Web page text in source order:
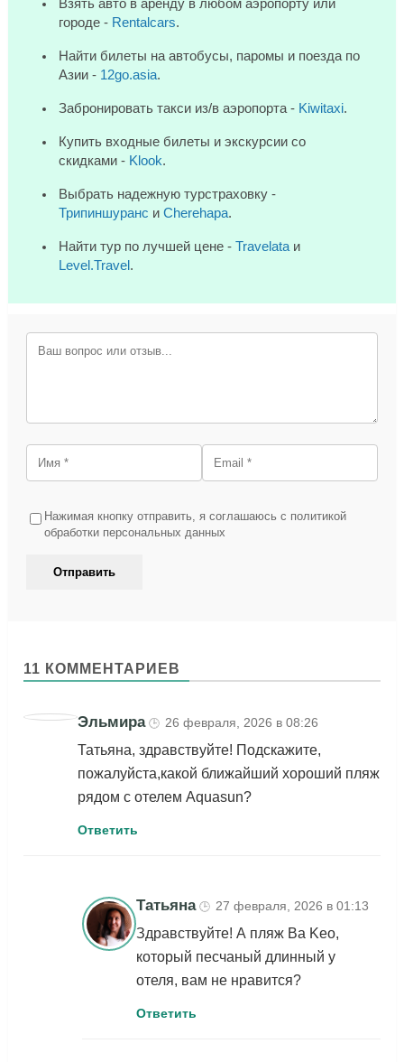
Взять авто в аренду в любом аэропорту или
городе - Rentalcars.
Найти билеты на автобусы, паромы и поезда по
Азии - 12go.asia.
Забронировать такси из/в аэропорта - Kiwitaxi.
Купить входные билеты и экскурсии со
скидками - Klook.
Выбрать надежную турстраховку -
Трипиншуранс и Cherehapa.
Найти тур по лучшей цене - Travelataи
Level.Travel .
Нажимая кнопку отправить, я соглашаюсь с политикой
обработки персональных данных
11 КОММЕНТАРИЕВ
Эльмира 🕒 26 февраля, 2026 в 08:26
Татьяна, здравствуйте! Подскажите,
пожалуйста,какой ближайший хороший пляж
рядом с отелем Aquasun?
Ответить
Татьяна 🕒 27 февраля, 2026 в 01:13
Здравствуйте! А пляж Ba Keo,
который песчаный длинный у
отеля, вам не нравится?
Ответить